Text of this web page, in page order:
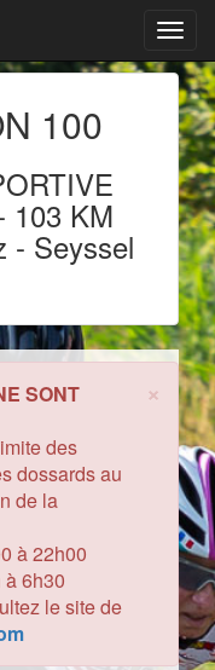
100
103 KM
- Seyssel
×
SONT
des
dossards au
de la
à 22h00
6h30
le site de